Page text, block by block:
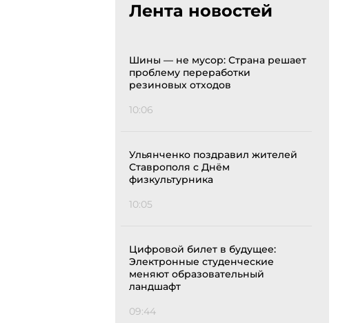
Лента новостей
Шины — не мусор: Страна решает
проблему переработки
резиновых отходов
10:06
Ульянченко поздравил жителей
Ставрополя с Днём
физкультурника
10:05
Цифровой билет в будущее:
Электронные студенческие
меняют образовательный
ландшафт
09:44